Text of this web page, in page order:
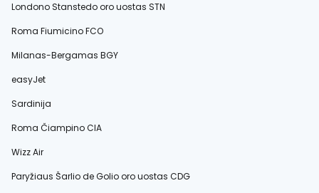
Londono Stanstedo oro uostas STN
Roma Fiumicino FCO
Milanas-Bergamas BGY
easyJet
Sardinija
Roma Čiampino CIA
Wizz Air
Paryžiaus Šarlio de Golio oro uostas CDG